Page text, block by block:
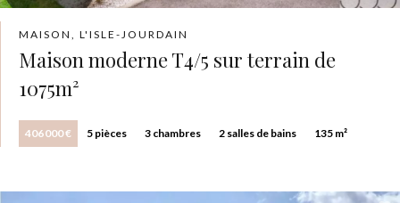
MAISON, L'ISLE-JOURDAIN
Maison moderne T4/5 sur terrain de
1075m²
406 000 € 5 pièces 3 chambres 2 salles de bains 135 m²